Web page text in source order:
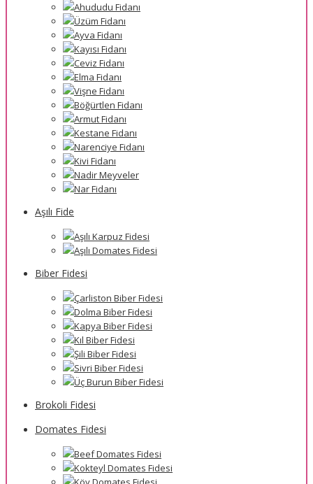
Ahududu Fidanı
Üzüm Fidanı
Ayva Fidanı
Kayısı Fidanı
Ceviz Fidanı
Elma Fidanı
Vişne Fidanı
Böğürtlen Fidanı
Armut Fidanı
Kestane Fidanı
Narenciye Fidanı
Kivi Fidanı
Nadir Meyveler
Nar Fidanı
Aşılı Fide
Aşılı Karpuz Fidesi
Aşılı Domates Fidesi
Biber Fidesi
Çarliston Biber Fidesi
Dolma Biber Fidesi
Kapya Biber Fidesi
Kıl Biber Fidesi
Şili Biber Fidesi
Sivri Biber Fidesi
Üç Burun Biber Fidesi
Brokoli Fidesi
Domates Fidesi
Beef Domates Fidesi
Kokteyl Domates Fidesi